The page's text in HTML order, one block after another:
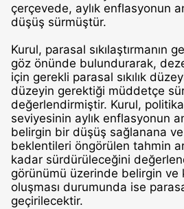
çerçevede, aylık enflasyonun
düşüş sürmüştür.
Kurul, parasal sıkılaştırmanın
göz önünde bulundurarak,
için gerekli parasal sıkılık
düzeyin gerektiği müddetçe
değerlendirmiştir. Kurul,
seviyesinin aylık enflasyonun
belirgin bir düşüş sağlanana
beklentileri öngörülen tahmin
kadar sürdürüleceğini
görünümü üzerinde belirgin ve
oluşması durumunda ise
geçirilecektir.